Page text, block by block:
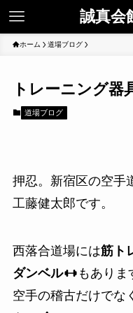
誠真
ホーム 道場ブログ
トレーニング
道場ブログ
押忍。新宿区の空手
工藤健太郎です。
西落合道場には筋ト
ダンベル
もありま
空手の稽古だけでな